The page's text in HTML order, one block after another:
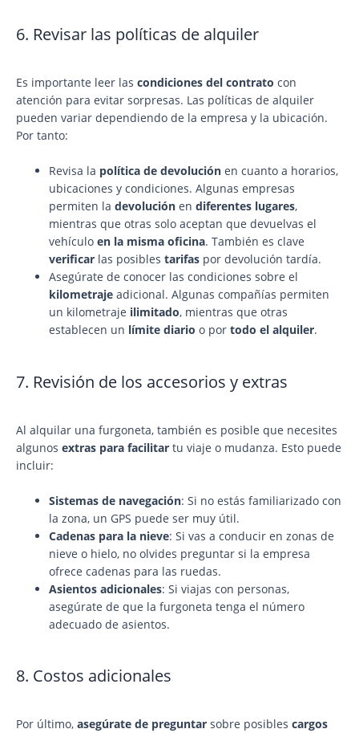
6. Revisar las políticas de alquiler
Es importante leer las condiciones del contrato con
atención para evitar sorpresas. Las políticas de alquiler
pueden variar dependiendo de la empresa y la ubicación.
Por tanto:
Revisa la política de devolución en cuanto a horarios,
ubicaciones y condiciones. Algunas empresas
permiten ladevolución endiferentes lugares,
mientras que otras solo aceptan que devuelvas el
vehículoen la misma oficina. También es clave
verificar las posiblestarifas por devolución tardía.
Asegúrate de conocer las condiciones sobre el
kilometraje adicional. Algunas compañías permiten
un kilometraje ilimitado, mientras que otras
establecen un límite diario o portodo el alquiler.
7. Revisión de los accesorios y extras
Al alquilar una furgoneta, también es posible que necesites
algunos extras para facilitar tu viaje o mudanza. Esto puede
incluir:
Sistemas de navegación: Si no estás familiarizado con
la zona, un GPS puede ser muy útil.
Cadenas para la nieve: Si vas a conducir en zonas de
nieve o hielo, no olvides preguntar si la empresa
ofrece cadenas para las ruedas.
Asientos adicionales: Si viajas con personas,
asegúrate de que la furgoneta tenga el número
adecuado de asientos.
8. Costos adicionales
Por último, asegúrate de preguntar sobre posibles cargos